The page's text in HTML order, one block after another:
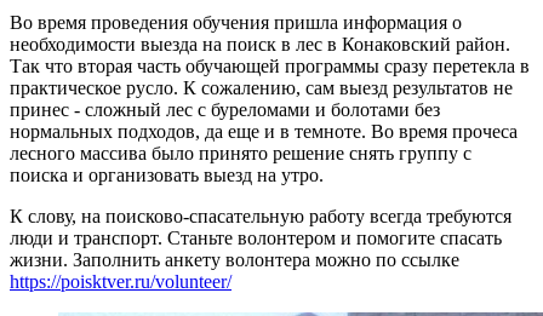
Во время проведения обучения пришла информация о
необходимости выезда на поиск в лес в Конаковский район.
Так что вторая часть обучающей программы сразу перетекла в
практическое русло. К сожалению, сам выезд результатов не
принес - сложный лес с буреломами и болотами без
нормальных подходов, да еще и в темноте. Во время прочеса
лесного массива было принято решение снять группу с
поиска и организовать выезд на утро.
К слову, на поисково-спасательную работу всегда требуются
люди и транспорт. Станьте волонтером и помогите спасать
жизни. Заполнить анкету волонтера можно по ссылке
https://poisktver.ru/volunteer/